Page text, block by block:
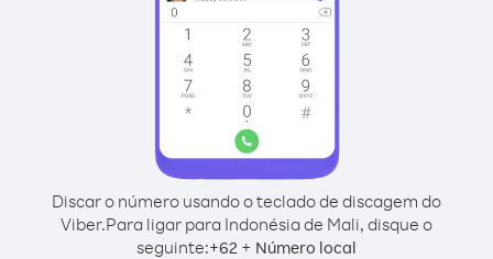
Discar o número usando o teclado de discagem do
Viber.Para ligar para Indonésia de Mali, disque o
seguinte:+62 + Número local